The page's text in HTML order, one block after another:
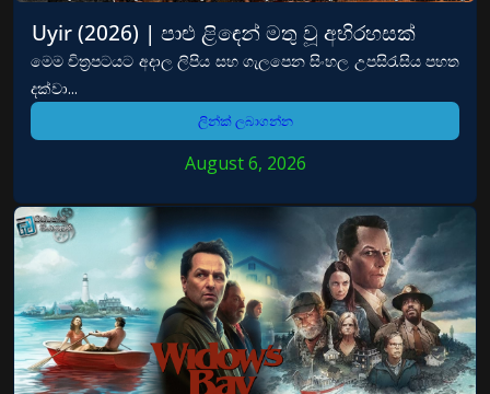
Uyir (2026) | පාළු ළිඳෙන් මතු වූ අභිරහසක්
මෙම චිත්‍රපටයට අදාල ලිපිය සහ ගැලපෙන සිංහල උපසිරැසිය පහත
දක්වා...
ලින්ක් ලබාගන්න
August 6, 2026